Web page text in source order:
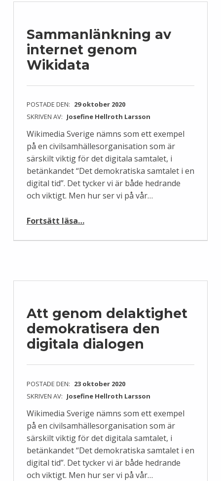
Sammanlänkning av
internet genom
Wikidata
POSTADE DEN: 29 oktober 2020
SKRIVEN AV: Josefine Hellroth Larsson
Wikimedia Sverige nämns som ett exempel
på en civilsamhällesorganisation som är
särskilt viktig för det digitala samtalet, i
betänkandet “Det demokratiska samtalet i en
digital tid”. Det tycker vi är både hedrande
och viktigt. Men hur ser vi på vår…
Fortsätt läsa…
Att genom delaktighet
demokratisera den
digitala dialogen
POSTADE DEN: 23 oktober 2020
SKRIVEN AV: Josefine Hellroth Larsson
Wikimedia Sverige nämns som ett exempel
på en civilsamhällesorganisation som är
särskilt viktig för det digitala samtalet, i
betänkandet “Det demokratiska samtalet i en
digital tid”. Det tycker vi är både hedrande
och viktigt. Men hur ser vi på vår…